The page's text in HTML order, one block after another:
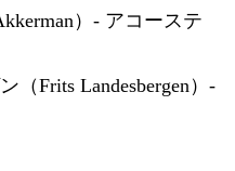
）- アコーステ
（Frits Landesbergen）-